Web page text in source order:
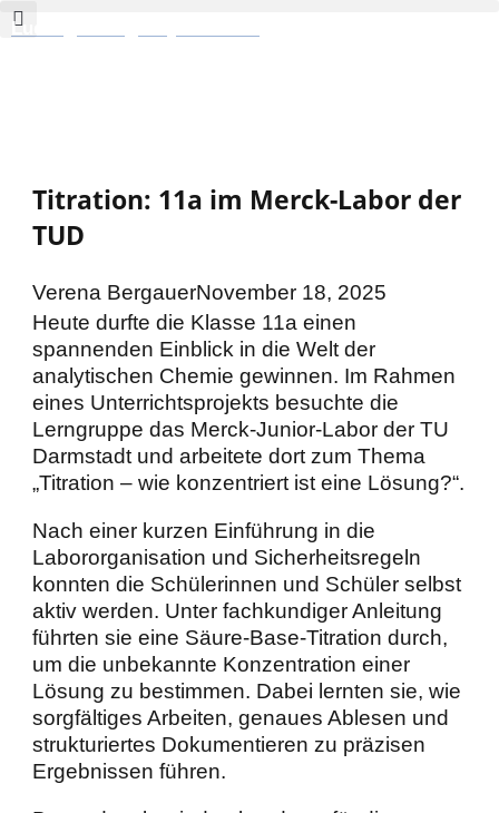
Zum
Ludwig-Georgs-Gymnasium
Titration: 11a im Merck-Labor der
TUD
Verena BergauerNovember 18, 2025
Heute durfte die Klasse 11a einen
spannenden Einblick in die Welt der
analytischen Chemie gewinnen. Im Rahmen
eines Unterrichtsprojekts besuchte die
Lerngruppe das Merck-Junior-Labor der TU
Darmstadt und arbeitete dort zum Thema
„Titration – wie konzentriert ist eine Lösung?“.
Nach einer kurzen Einführung in die
Labororganisation und Sicherheitsregeln
konnten die Schülerinnen und Schüler selbst
aktiv werden. Unter fachkundiger Anleitung
führten sie eine Säure-Base-Titration durch,
um die unbekannte Konzentration einer
Lösung zu bestimmen. Dabei lernten sie, wie
sorgfältiges Arbeiten, genaues Ablesen und
strukturiertes Dokumentieren zu präzisen
Ergebnissen führen.